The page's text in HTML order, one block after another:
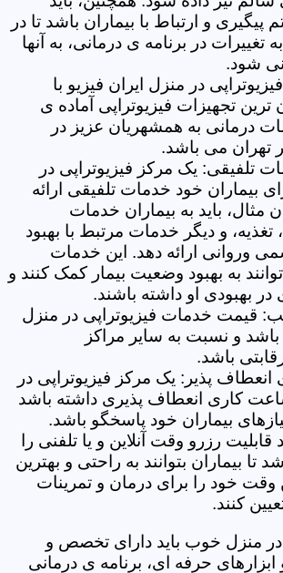
و ارتباط با بیماران باشد تا در
تغییرات در برنامه ی درمانی، به آنها
شود.
در منزل ایران فیزیو با
تجهیزات فیزیوتراپی آماده ی
درمانی به همشهریان عزیز در
می باشد.
تلفیقی: یک مرکز فیزیوتراپی در
بیماران خود خدمات تلفیقی ارائه
مثال، باید به بیماران خدمات
تغذیه، و دیگر خدمات مرتبط با بهبود
وروانی ارائه دهد. این خدمات
به بهبود وضعیت بیمار کمک کنند و
در بهبودی او داشته باشند.
قیمت خدمات فیزیوتراپی در منزل
و نسبت به سایر مراکز
باشد.
پذیر: یک مرکز فیزیوتراپی در
کاری انعطاف پذیری داشته باشد
نیازهای بیماران خود پاسخگو باشد.
قابلیت رزرو وقت آنلاین و یا تلفنی را
تا بیماران بتوانند به راحتی و بهترین
خود را برای درمان و تمرینات
کنند.
در منزل خوب باید دارای تخصص و
ابزارهای حرفه ای، برنامه ی درمانی